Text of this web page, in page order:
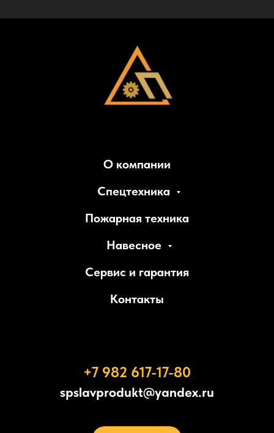
О компании
Спецтехника
Пожарная техника
Навесное
Сервис и гарантия
Контакты
+7 982 617-17-80
spslavprodukt@yandex.ru